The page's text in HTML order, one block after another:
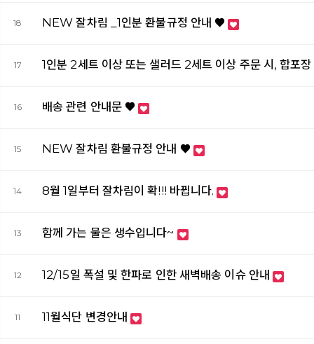
18 NEW 잘차림 _1인분 환불규정 안내 ♥
17 1인분 2세트 이상 또는 샐러드 2세트 이상 주문 시, 합포
16 배송 관련 안내문 ♥
15 NEW 잘차림 환불규정 안내 ♥
14 8월 1일부터 잘차림이 확!!! 바뀝니다.
13 함께 가는 물은 생수입니다~
12 12/15일 폭설 및 한파로 인한 새벽배송 이슈 안내
11 11월식단 변경안내